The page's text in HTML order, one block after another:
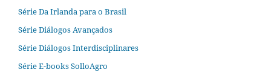
Série Da Irlanda para o Brasil
Série Diálogos Avançados
Série Diálogos Interdisciplinares
Série E-books SolloAgro